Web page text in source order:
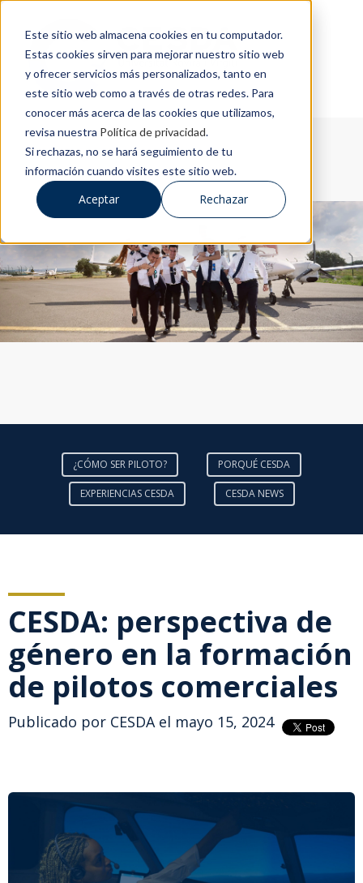
Este sitio web almacena cookies en tu computador.
Estas cookies sirven para mejorar nuestro sitio web
y ofrecer servicios más personalizados, tanto en
este sitio web como a través de otras redes. Para
conocer más acerca de las cookies que utilizamos,
revisa nuestra Política de privacidad.
Si rechazas, no se hará seguimiento de tu
información cuando visites este sitio web.
Aceptar Rechazar
¿CÓMO SER PILOTO? PORQUÉ CESDA
EXPERIENCIAS CESDA CESDA NEWS
CESDA: perspectiva de
género en la formación
de pilotos comerciales
Publicado por CESDAel mayo 15, 2024